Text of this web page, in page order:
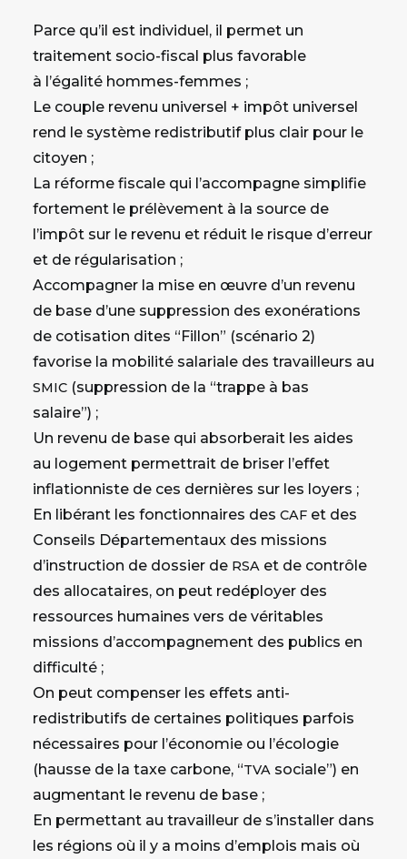
Parce qu’il est individuel, il permet un
traitement socio-fiscal plus favorable
à l’égalité hommes-femmes ;
Le couple revenu universel + impôt universel
rend le système redistributif plus clair pour le
citoyen ;
La réforme fiscale qui l’accompagne simplifie
fortement le prélèvement à la source de
l’impôt sur le revenu et réduit le risque d’erreur
et de régularisation ;
Accompagner la mise en œuvre d’un revenu
de base d’une suppression des exonérations
de cotisation dites “Fillon” (scénario 2)
favorise la mobilité salariale des travailleurs au
SMIC (suppression de la “trappe à bas
salaire”) ;
Un revenu de base qui absorberait les aides
au logement permettrait de briser l’effet
inflationniste de ces dernières sur les loyers ;
En libérant les fonctionnaires des CAF et des
Conseils Départementaux des missions
d’instruction de dossier de RSA et de contrôle
des allocataires, on peut redéployer des
ressources humaines vers de véritables
missions d’accompagnement des publics en
difficulté ;
On peut compenser les effets anti-
redistributifs de certaines politiques parfois
nécessaires pour l’économie ou l’écologie
(hausse de la taxe carbone, “TVA sociale”) en
augmentant le revenu de base ;
En permettant au travailleur de s’installer dans
les régions où il y a moins d’emplois mais où